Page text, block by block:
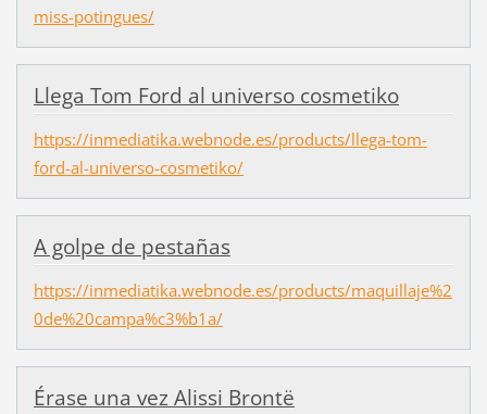
miss-potingues/
Llega Tom Ford al universo cosmetiko
https://inmediatika.webnode.es/products/llega-tom-
ford-al-universo-cosmetiko/
A golpe de pestañas
https://inmediatika.webnode.es/products/maquillaje%2
0de%20campa%c3%b1a/
Érase una vez Alissi Brontë